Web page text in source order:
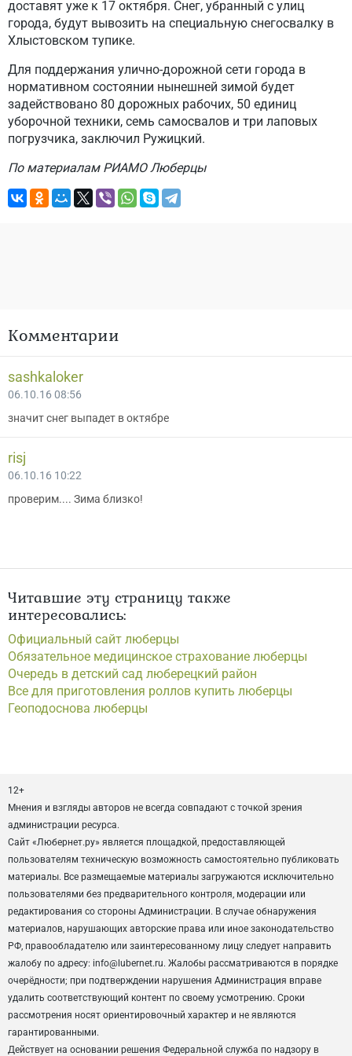
доставят уже к 17 октября. Снег, убранный с улиц
города, будут вывозить на специальную снегосвалку в
Хлыстовском тупике.
Для поддержания улично-дорожной сети города в
нормативном состоянии нынешней зимой будет
задействовано 80 дорожных рабочих, 50 единиц
уборочной техники, семь самосвалов и три лаповых
погрузчика, заключил Ружицкий.
По материалам РИАМО Люберцы
Комментарии
sashkaloker
06.10.16 08:56
значит снег выпадет в октябре
risj
06.10.16 10:22
проверим.... Зима близко!
Читавшие эту страницу также
интересовались:
Официальный сайт люберцы
Обязательное медицинское страхование люберцы
Очередь в детский сад люберецкий район
Все для приготовления роллов купить люберцы
Геоподоснова люберцы
12+
Мнения и взгляды авторов не всегда совпадают с точкой зрения
администрации ресурса.
Сайт «Любернет.ру» является площадкой, предоставляющей
пользователям техническую возможность самостоятельно публиковать
материалы. Все размещаемые материалы загружаются исключительно
пользователями без предварительного контроля, модерации или
редактирования со стороны Администрации. В случае обнаружения
материалов, нарушающих авторские права или иное законодательство
РФ, правообладателю или заинтересованному лицу следует направить
жалобу по адресу: info@lubernet.ru. Жалобы рассматриваются в порядке
очерёдности; при подтверждении нарушения Администрация вправе
удалить соответствующий контент по своему усмотрению. Сроки
рассмотрения носят ориентировочный характер и не являются
гарантированными.
Действует на основании решения Федеральной служба по надзору в